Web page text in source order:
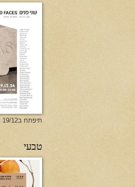
תיפתח ב19/12 במקום לאמנות.
טבעי